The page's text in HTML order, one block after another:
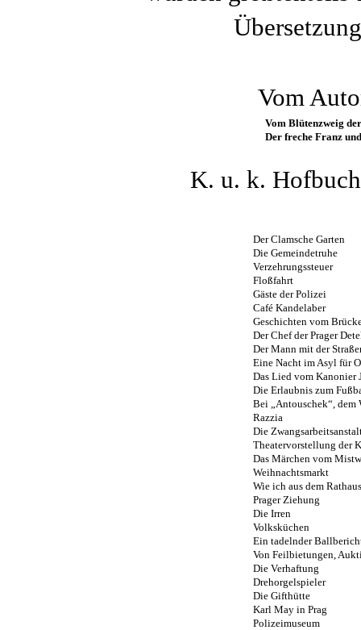
Vom
Vom Blütenzweig
Der freche Franz
K. u. k.
Der Clamsche Garten
Die Gemeindetruhe
Verzehrungssteuer
Floßfahrt
Gäste der Polizei
Café Kandelaber
Geschichten vom
Der Chef der Prager
Der Mann mit der
Eine Nacht im Asyl für
Das Lied vom Kanonier
Die Erlaubnis zum
Bei „Antouschek“, dem
Razzia
Die
Theatervorstellung der
Das Märchen vom
Weihnachtsmarkt
Wie ich aus dem
Prager Ziehung
Die Irren
Volksküchen
Ein tadelnder
Von Feilbietungen,
Die Verhaftung
Drehorgelspieler
Die Gifthütte
Karl May in Prag
Polizeimuseum